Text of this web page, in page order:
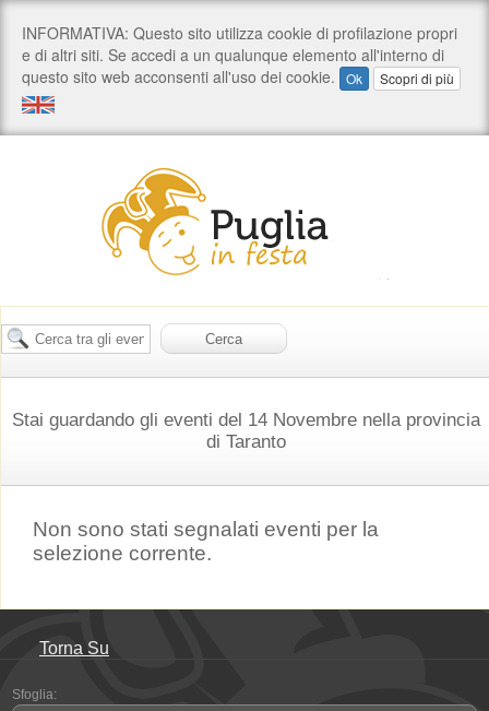
Stai guardando gli eventi del 14 Novembre nella provincia
di Taranto
Non sono stati segnalati eventi per la
selezione corrente.
Torna Su
Sfoglia: